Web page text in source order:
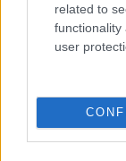
related to
functionality
user
„Nagyon
projekthez, és
amelyet
Pin a szerdai